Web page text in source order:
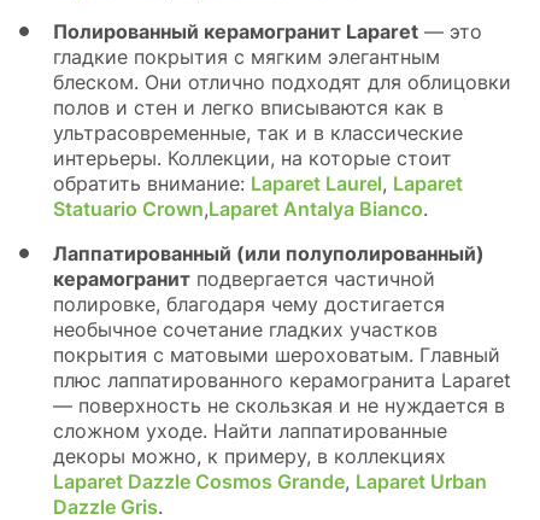
Полированный керамогранит Laparet — это
гладкие покрытия с мягким элегантным
блеском. Они отлично подходят для облицовки
полов и стен и легко вписываются как в
ультрасовременные, так и в классические
интерьеры. Коллекции, на которые стоит
обратить внимание: Laparet Laurel, Laparet
Statuario Crown,Laparet Antalya Bianco.
Лаппатированный (или полуполированный)
керамогранит подвергается частичной
полировке, благодаря чему достигается
необычное сочетание гладких участков
покрытия с матовыми шероховатым. Главный
плюс лаппатированного керамогранита Laparet
— поверхность не скользкая и не нуждается в
сложном уходе. Найти лаппатированные
декоры можно, к примеру, в коллекциях
Laparet Dazzle Cosmos Grande, Laparet Urban
Dazzle Gris.